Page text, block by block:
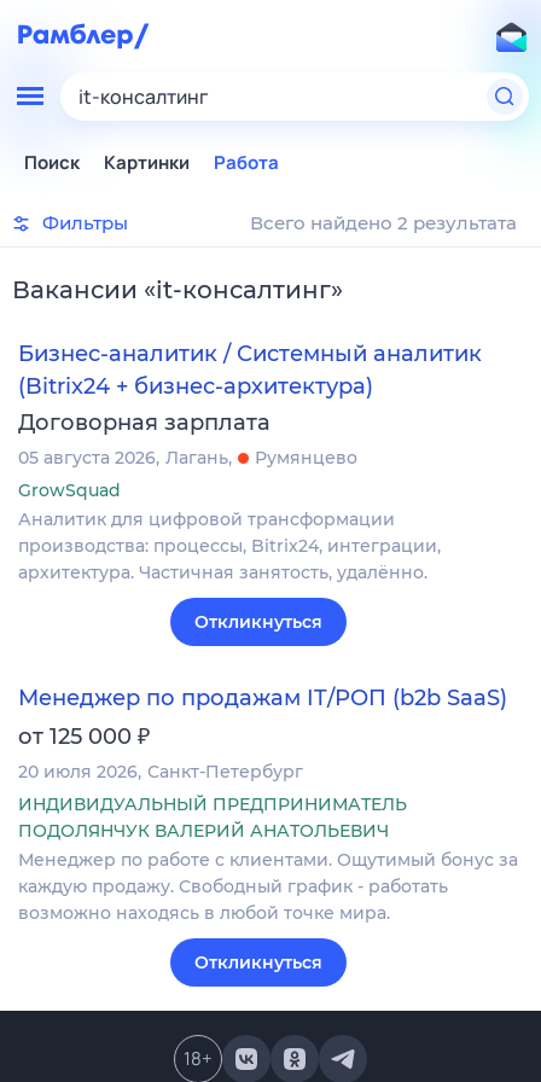
it-консалтинг
Поиск Картинки Работа
Фильтры Всего найдено 2 результата
Вакансии «it-консалтинг»
Бизнес-аналитик / Системный аналитик
(Bitrix24 + бизнес-архитектура)
Договорная зарплата
05 августа 2026 Лагань
Румянцево
GrowSquad
Аналитик для цифровой трансформации
производства: процессы, Bitrix24, интеграции,
архитектура. Частичная занятость, удалённо.
Откликнуться
Менеджер по продажам IT/РОП (b2b SaaS)
от 125 000 ₽
20 июля 2026 Санкт-Петербург
ИНДИВИДУАЛЬНЫЙ ПРЕДПРИНИМАТЕЛЬ
ПОДОЛЯНЧУК ВАЛЕРИЙ АНАТОЛЬЕВИЧ
Менеджер по работе с клиентами. Ощутимый бонус за
каждую продажу. Свободный график - работать
возможно находясь в любой точке мира.
Откликнуться
18+